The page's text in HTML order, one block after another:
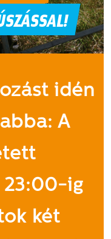
idén
A
ig
két